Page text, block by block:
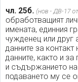
чл. 25б. (нов - ДВ-17
обработващият
имената, единния
чужденец или друг
данните за
данните, както и
и съдържанието
подаването му се